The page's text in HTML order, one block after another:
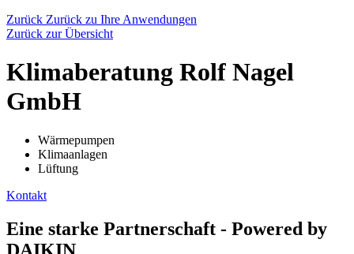
Zurück Zurück zu Ihre Anwendungen
Zurück zur Übersicht
Klimaberatung Rolf Nagel
GmbH
Wärmepumpen
Klimaanlagen
Lüftung
Kontakt
Eine starke Partnerschaft - Powered by
DAIKIN